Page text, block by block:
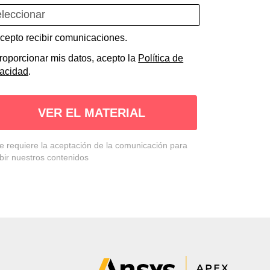
recibir comunicaciones.
mis datos, acepto la Política de
.
VER EL MATERIAL
requiere la aceptación de la comunicación para
nuestros contenidos